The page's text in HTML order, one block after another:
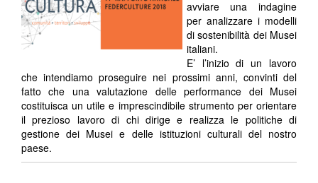
avviare una indagine
per analizzare i modelli
di sostenibilità dei Musei
italiani.
E’ l’inizio di un lavoro
che intendiamo proseguire nei prossimi anni, convinti del
fatto che una valutazione delle performance dei Musei
costituisca un utile e imprescindibile strumento per orientare
il prezioso lavoro di chi dirige e realizza le politiche di
gestione dei Musei e delle istituzioni culturali del nostro
paese.